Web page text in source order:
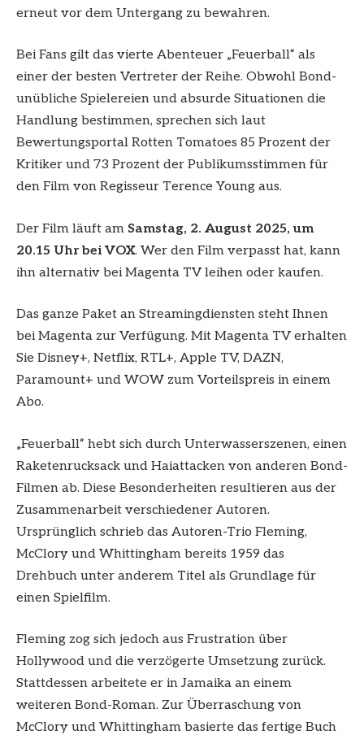
erneut vor dem Untergang zu bewahren.
Bei Fans gilt das vierte Abenteuer „Feuerball“ als
einer der besten Vertreter der Reihe. Obwohl Bond-
unübliche Spielereien und absurde Situationen die
Handlung bestimmen, sprechen sich laut
Bewertungsportal Rotten Tomatoes 85 Prozent der
Kritiker und 73 Prozent der Publikumsstimmen für
den Film von Regisseur Terence Young aus.
Der Film läuft am Samstag, 2. August 2025, um
20.15 Uhr bei VOX. Wer den Film verpasst hat, kann
ihn alternativ bei Magenta TV leihen oder kaufen.
Das ganze Paket an Streamingdiensten steht Ihnen
bei Magenta zur Verfügung. Mit Magenta TV erhalten
Sie Disney+, Netflix, RTL+, Apple TV, DAZN,
Paramount+ und WOW zum Vorteilspreis in einem
Abo.
„Feuerball“ hebt sich durch Unterwasserszenen, einen
Raketenrucksack und Haiattacken von anderen Bond-
Filmen ab. Diese Besonderheiten resultieren aus der
Zusammenarbeit verschiedener Autoren.
Ursprünglich schrieb das Autoren-Trio Fleming,
McClory und Whittingham bereits 1959 das
Drehbuch unter anderem Titel als Grundlage für
einen Spielfilm.
Fleming zog sich jedoch aus Frustration über
Hollywood und die verzögerte Umsetzung zurück.
Stattdessen arbeitete er in Jamaika an einem
weiteren Bond-Roman. Zur Überraschung von
McClory und Whittingham basierte das fertige Buch